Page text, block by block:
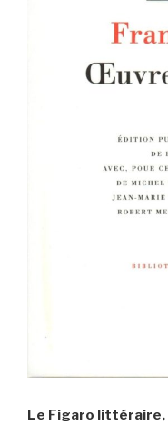
Le Figaro